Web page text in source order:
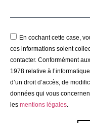
En cochant cette case,
ces informations soient
contacter. Conformément
1978 relative à
d’un droit d’accès, de
données qui vous
les mentions légales